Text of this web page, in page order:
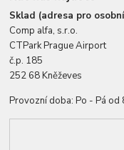
Sklad (adresa pro
Comp alfa, s.r.o.
CTPark Prague Airport
č.p. 185
252 68 Kněževes
Provozní doba: Po - Pá od